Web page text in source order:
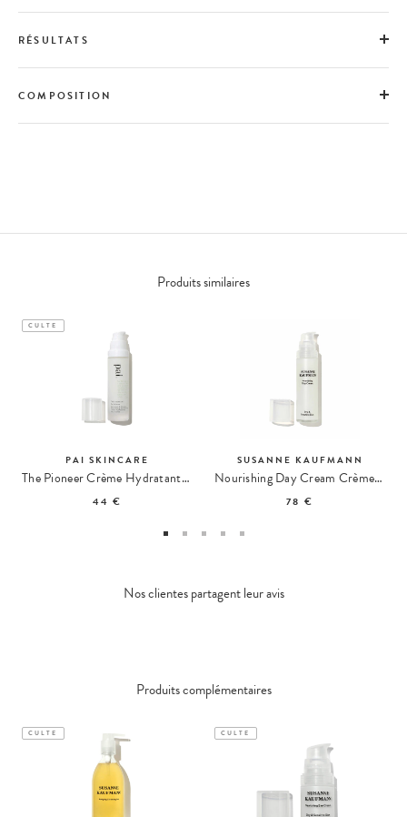
RÉSULTATS
COMPOSITION
Produits similaires
CULTE
PAI SKINCARE
The Pioneer Crème Hydratante Matifiante
44 €
SUSANNE KAUFMANN
Nourishing Day Cream Crème de Jour Nourrissante
78 €
Nos clientes partagent leur avis
Produits complémentaires
CULTE CULTE